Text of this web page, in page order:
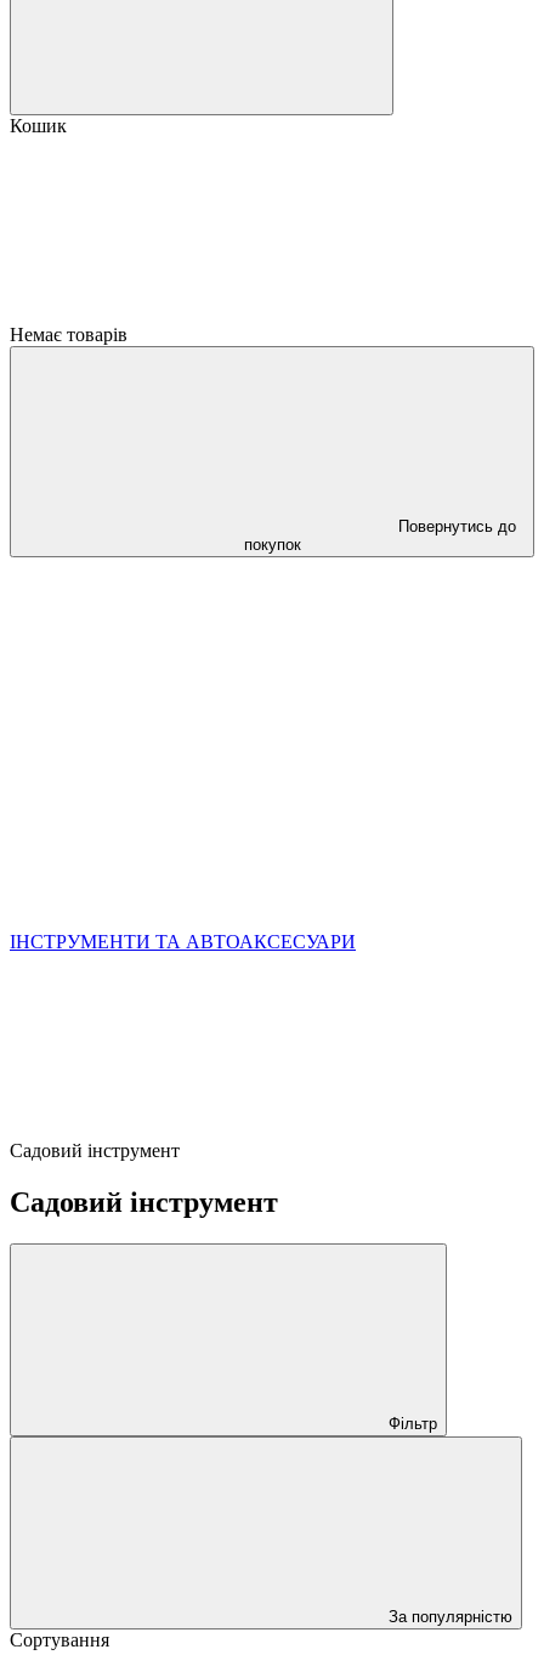
Кошик
Немає товарів
Повернутись до
покупок
ІНСТРУМЕНТИ ТА АВТОАКСЕСУАРИ
Садовий інструмент
Садовий інструмент
Фільтр
За популярністю
Сортування